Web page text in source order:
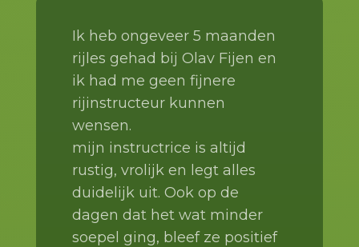
Ik heb ongeveer 5 maanden
rijles gehad bij Olav Fijen en
ik had me geen fijnere
rijinstructeur kunnen
wensen.
mijn instructrice is altijd
rustig, vrolijk en legt alles
duidelijk uit. Ook op de
dagen dat het wat minder
soepel ging, bleef ze positief